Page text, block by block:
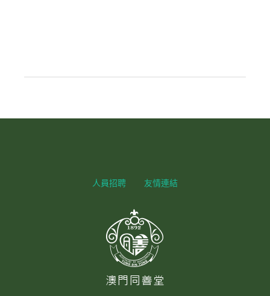
人員招聘 友情連結